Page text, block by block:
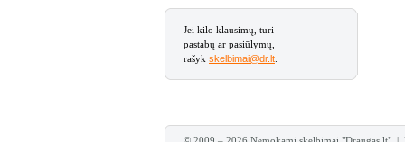
Jei kilo klausimų, turi
pastabų ar pasiūlymų,
rašyk skelbimai@dr.lt